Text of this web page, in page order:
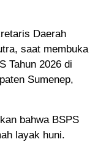
Daerah
saat membuka
Tahun 2026 di
Sumenep,
bahwa BSPS
layak huni.